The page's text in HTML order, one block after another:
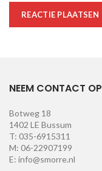
NEEM CONTACT OP
Botweg 18
1402 LE Bussum
T: 035-6915311
M: 06-22907199
E: info@smorre.nl